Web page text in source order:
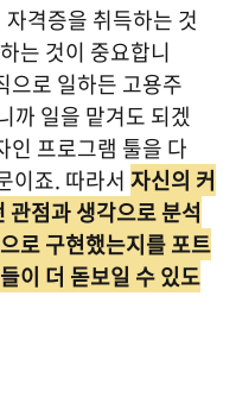
격증을 취득하는 것
는 것이 중요합니
으로 일하든 고용주
까 일을 맡겨도 되겠
인 프로그램 툴을 다
이죠. 따라서 자신의 커
점과 생각으로 분석
로 구현했는지를 포트
이 더 돋보일 수 있도